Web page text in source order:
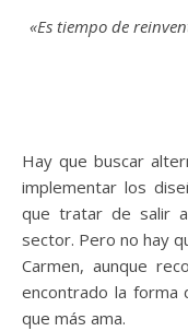
«Es tiempo de
Hay que buscar
implementar los
que tratar de salir
sector. Pero no hay
Carmen, aunque
encontrado la forma
que más ama.